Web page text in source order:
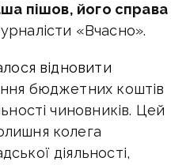
пішов, його справа
«Вчасно».
відновити
бюджетних коштів
чиновників. Цей
колега
діяльності,